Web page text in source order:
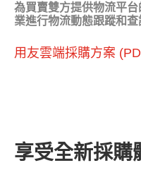
為買賣雙方提供物流平
業進行物流動態跟蹤和查
用友雲端採購方案
享受全新採購